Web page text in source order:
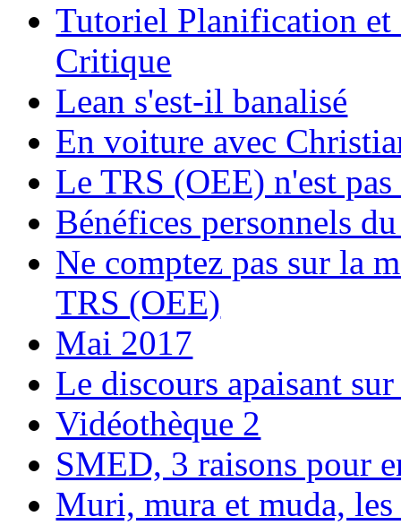
Tutoriel Planification et
Critique
Lean s'est-il banalisé
En voiture avec
Le TRS (OEE) n'est
Bénéfices personnels
Ne comptez pas sur la
TRS (OEE)
Mai 2017
Le discours apaisant
Vidéothèque 2
SMED, 3 raisons pour
Muri, mura et muda,